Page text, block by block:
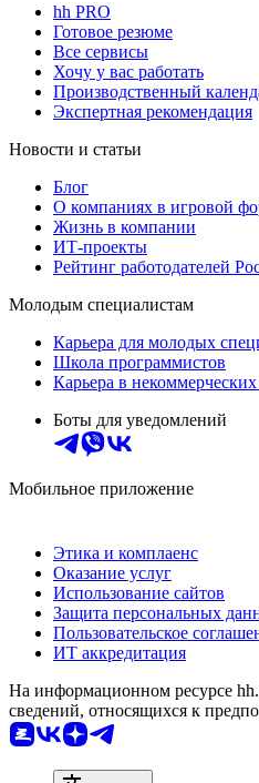
hh PRO
Готовое резюме
Все сервисы
Хочу у вас работать
Производственный
Экспертная рекомендация
Новости и статьи
Блог
О компаниях в игровой
Жизнь в компании
ИТ-проекты
Рейтинг работодателей
Молодым специалистам
Карьера для молодых
Школа программистов
Карьера в
Боты для уведомлений
Мобильное приложение
Этика и комплаенс
Оказание услуг
Использование сайтов
Защита персональных
Пользовательское
ИТ аккредитация
На информационном ресурсе
сведений, относящихся к